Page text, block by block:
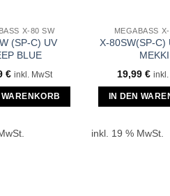
X-80 SW
(SP-C) UV
BLUE
€ inkl. MwSt
WARENKORB
MEGABASS
X-80SW(SP-C)
MEKKI
19,99 € inkl.
IN DEN
inkl. 19 % MwSt.